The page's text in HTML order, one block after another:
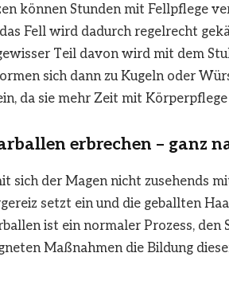
können Stunden mit Fellpflege
Fell wird dadurch regelrecht
Teil davon wird mit dem
sich dann zu Kugeln oder
da sie mehr Zeit mit
erbrechen – ganz
sich der Magen nicht zusehends
setzt ein und die geballten
ist ein normaler Prozess, den
Maßnahmen die Bildung